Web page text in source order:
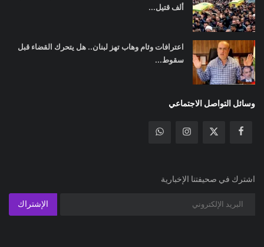
ألف قتيل...
اعترافات وئام وهاب تهز لبنان.. هل يتحرك القضاء قبل
سقوط...
وسائل التواصل الاجتماعي
اشترك في صحيفتنا الإخبارية
الإشتراك